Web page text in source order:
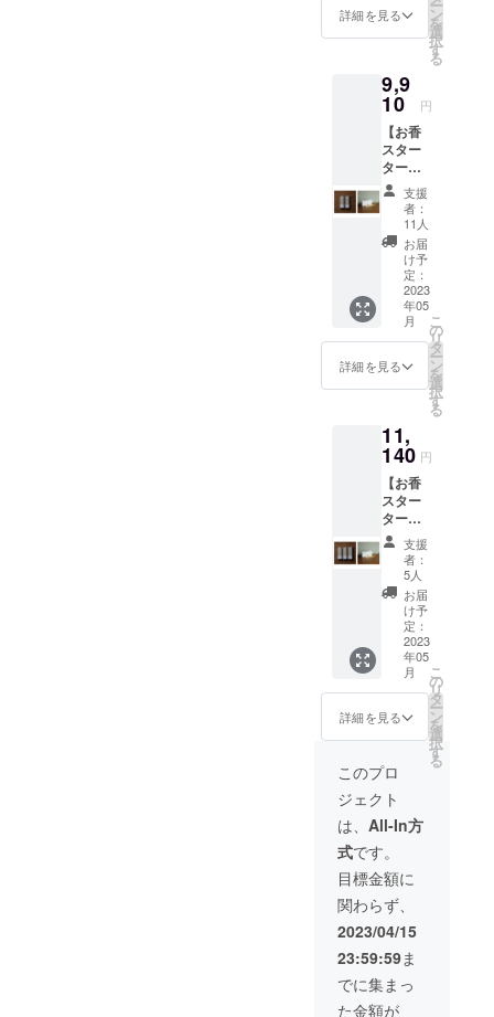
の場所
ただき
ますよ
うお願
い致し
ます。
itoma
1箱 30
本(20g)
●BRAN
CH
INCEN
SE
HOLDE
R
[FLOCC
US / S]
※下記を
合計し
たお値
段で
す。
①itoma
×1箱 販
売予定
価格の
（税
込） ②
ブラン
チ イン
センス
ホル
ダー/フ
ロッカ
ス Sサ
イズ =
¥6,050
（税
込） ③
送料870
円（税
込） ※
直射日
の場所
管は避
けてい
ただき
ますよ
うお願
い致し
ます。
詳細を見る ー
ン
を
選
択
す
る
9,9
10 円
【​​​​お香
スター
ター
セッ
ト】
itoma 2
箱＋お
香立て
（FLOC
CUS）
セット
●遊香
堂
itoma
30本
(20g)入
●BRAN
CH
INCEN
SE
HOLDE
R
[FLOCC
US / S]
※下記を
合計し
たお値
段で
す。
①itoma
×2箱 販
売予定
価格の
¥2,992
円（税
込） ②
ブラン
チ イン
センス
ホル
ダー/フ
ロッカ
ス Sサ
イズ =
¥6,050
（税
込） ③
支援
者：
11人
お届
け予
定：
2023
年05
月
詳細を見る
こ
の
リ
タ
ー
ン
を
選
択
す
る
11,
140 円
【お香
スター
ター
セッ
ト】
itoma 3
箱＋お
香立て
（FLOC
CUS）
セット
●遊香
堂
itoma
30本
(20g)入
り × 3箱
●BRAN
CH
INCEN
SE
HOLDE
R
[FLOCC
US / S]
※下記を
合計し
たお値
段で
す。
①itoma
支援
者：
5人
お届
け予
定：
2023
年05
月
詳細を見る
こ
の
リ
タ
ー
ン
を
選
択
す
る
このプロ
ジェクト
は、 All-In方
式です。
目標金額に
関わらず、
2023/04/15
23:59:59ま
でに集まっ
た金額が